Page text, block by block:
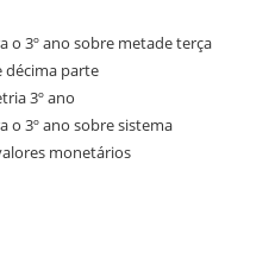
o 3º ano sobre metade terça
parte
3º ano
o 3º ano sobre sistema
monetários